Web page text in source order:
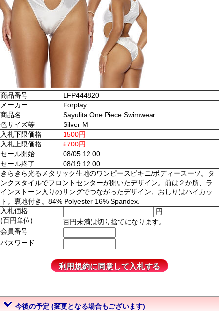
商品番号
LFP444820
メーカー
Forplay
商品名
Sayulita One Piece Swimwear
色サイズ等
Silver M
入札下限価格
1500円
入札上限価格
5700円
セール開始
08/05 12:00
セール終了
08/19 12:00
きらきら光るメタリック生地のワンピースビキニ/ボディースーツ。タ
ンクスタイルでフロントセンターが開いたデザイン。前は２か所、ラ
インストーン入りのリングでつながったデザイン。おしりはハイカッ
ト。裏地付き。84% Polyester 16% Spandex.
入札価格
(百円単位)
円
百円未満は切り捨てになります。
会員番号
パスワード
今後の予定 (変更となる場合もございます)